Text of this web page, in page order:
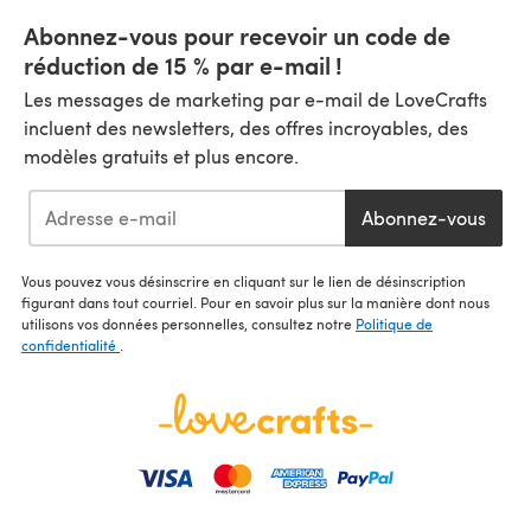
Abonnez-vous pour recevoir un code de
réduction de 15 % par e-mail !
Les messages de marketing par e-mail de LoveCrafts
incluent des newsletters, des offres incroyables, des
modèles gratuits et plus encore.
Abonnez-vous
Vous pouvez vous désinscrire en cliquant sur le lien de désinscription
figurant dans tout courriel. Pour en savoir plus sur la manière dont nous
utilisons vos données personnelles, consultez notre Politique de
confidentialité